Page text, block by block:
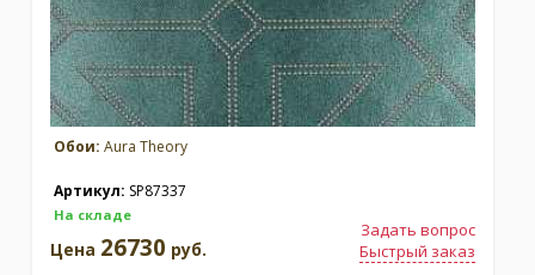
Обои: Aura Theory
Артикул: SP87337
На складе
Задать вопрос
Быстрый заказ
Цена 26730 руб.